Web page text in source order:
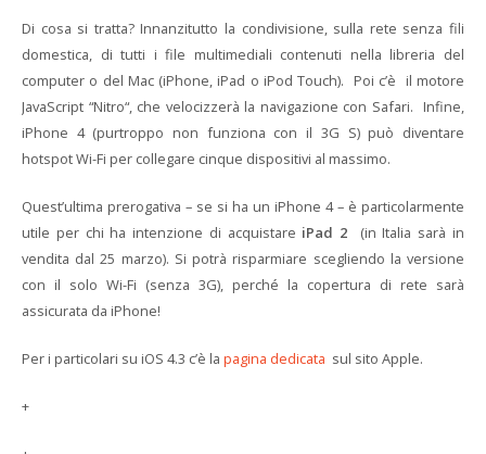
Di cosa si tratta? Innanzitutto la condivisione, sulla rete senza fili
domestica, di tutti i file multimediali contenuti nella libreria del
computer o del Mac (iPhone, iPad o iPod Touch). Poi c’è il motore
JavaScript “Nitro“, che velocizzerà la navigazione con Safari. Infine,
iPhone 4 (purtroppo non funziona con il 3G S) può diventare
hotspot Wi-Fi per collegare cinque dispositivi al massimo.
Quest’ultima prerogativa – se si ha un iPhone 4 – è particolarmente
utile per chi ha intenzione di acquistare iPad 2 (in Italia sarà in
vendita dal 25 marzo). Si potrà risparmiare scegliendo la versione
con il solo Wi-Fi (senza 3G), perché la copertura di rete sarà
assicurata da iPhone!
Per i particolari su iOS 4.3 c’è la pagina dedicata sul sito Apple.
+